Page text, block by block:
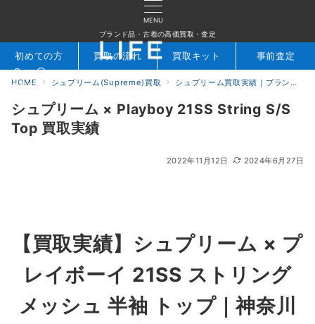
MENU
ブランド品・古着の高価買取・査定
検索 お問合せ
初めての方 買取の流れ 買取キット 事前査定
HOME シュプリーム(Supreme)買取 シュプリーム買取実績｜ブランド専門店LIFE
シュプリーム × Playboy 21SS String S/S
Top 買取実績
2022年11月12日 2024年6月27日
【 買取実績】シュプリーム × プ
レイボーイ 21SS ストリング
メッシュ 半袖 トップ｜神奈川